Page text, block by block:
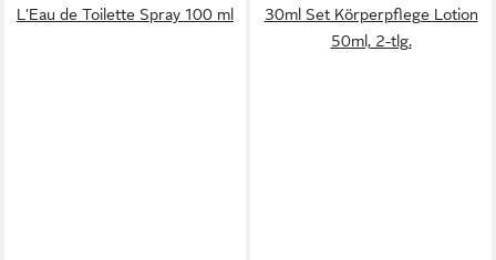
L'Eau de Toilette Spray 100 ml
30ml Set Körperpflege Lotion
50ml, 2-tlg.